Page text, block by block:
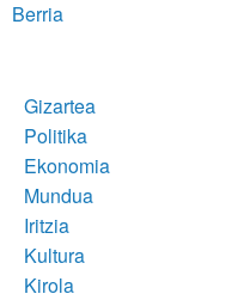
Berria
Gizartea
Politika
Ekonomia
Mundua
Iritzia
Kultura
Kirola